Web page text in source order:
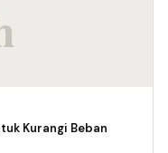
Kurangi Beban